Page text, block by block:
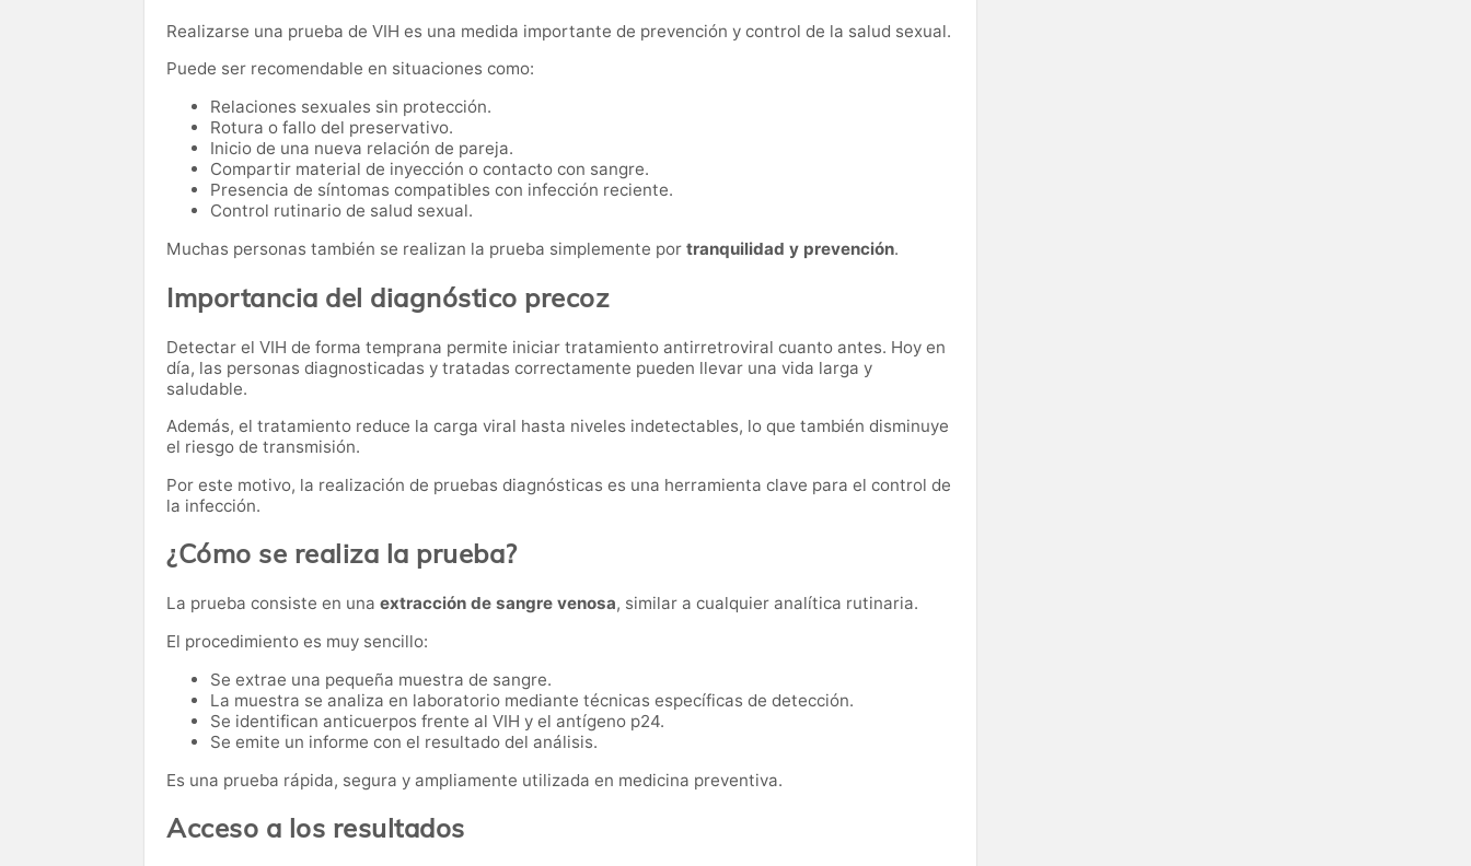
Realizarse una prueba de VIH es una medida importante de prevención y control de la salud sexual.
Puede ser recomendable en situaciones como:
Relaciones sexuales sin protección.
Rotura o fallo del preservativo.
Inicio de una nueva relación de pareja.
Compartir material de inyección o contacto con sangre.
Presencia de síntomas compatibles con infección reciente.
Control rutinario de salud sexual.
Muchas personas también se realizan la prueba simplemente por tranquilidad y prevención.
Importancia del diagnóstico precoz
Detectar el VIH de forma temprana permite iniciar tratamiento antirretroviral cuanto antes. Hoy en
día, las personas diagnosticadas y tratadas correctamente pueden llevar una vida larga y
saludable.
Además, el tratamiento reduce la carga viral hasta niveles indetectables, lo que también disminuye
el riesgo de transmisión.
Por este motivo, la realización de pruebas diagnósticas es una herramienta clave para el control de
la infección.
¿Cómo se realiza la prueba?
La prueba consiste en una extracción de sangre venosa, similar a cualquier analítica rutinaria.
El procedimiento es muy sencillo:
Se extrae una pequeña muestra de sangre.
La muestra se analiza en laboratorio mediante técnicas específicas de detección.
Se identifican anticuerpos frente al VIH y el antígeno p24.
Se emite un informe con el resultado del análisis.
Es una prueba rápida, segura y ampliamente utilizada en medicina preventiva.
Acceso a los resultados